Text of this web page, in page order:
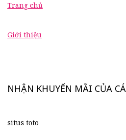
Trang chủ
Giới thiệu
NHẬN KHUYẾN MÃI CỦA
situs toto